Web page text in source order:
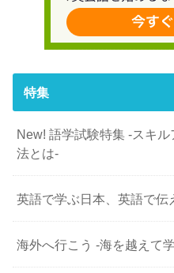
特集
New! 語学試験特集 -スキ
法とは-
英語で学ぶ日本、英語で伝
海外へ行こう -海を越えて